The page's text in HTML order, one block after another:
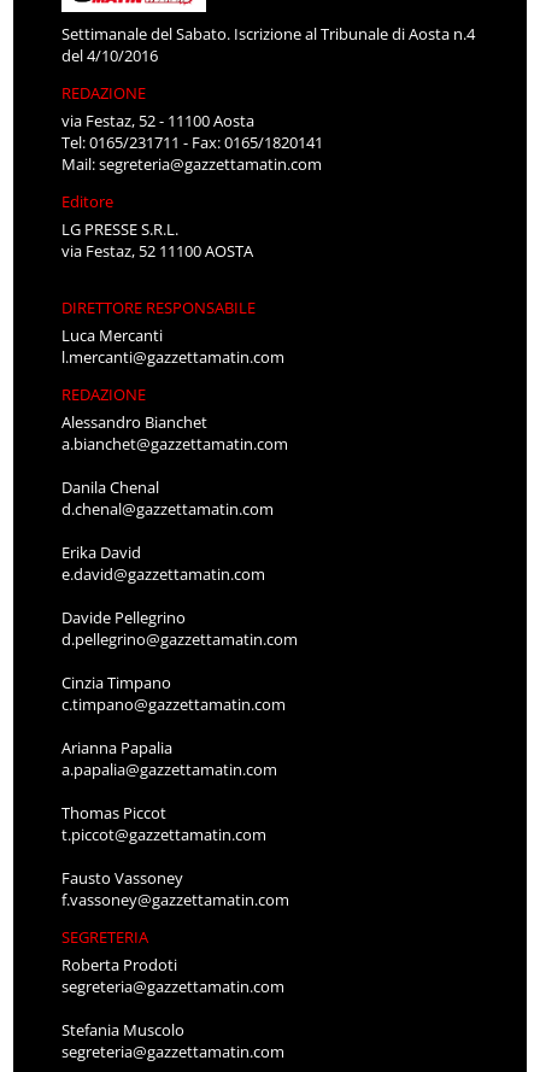
Settimanale del Sabato. Iscrizione al Tribunale di Aosta n.4
del 4/10/2016
REDAZIONE
via Festaz, 52 - 11100 Aosta
Tel: 0165/231711 - Fax: 0165/1820141
Mail:segreteria@gazzettamatin.com
Editore
LG PRESSE S.R.L.
via Festaz, 52 11100 AOSTA
DIRETTORE RESPONSABILE
Luca Mercanti
l.mercanti@gazzettamatin.com
REDAZIONE
Alessandro Bianchet
a.bianchet@gazzettamatin.com
Danila Chenal
d.chenal@gazzettamatin.com
Erika David
e.david@gazzettamatin.com
Davide Pellegrino
d.pellegrino@gazzettamatin.com
Cinzia Timpano
c.timpano@gazzettamatin.com
Arianna Papalia
a.papalia@gazzettamatin.com
Thomas Piccot
t.piccot@gazzettamatin.com
Fausto Vassoney
f.vassoney@gazzettamatin.com
SEGRETERIA
Roberta Prodoti
segreteria@gazzettamatin.com
Stefania Muscolo
segreteria@gazzettamatin.com